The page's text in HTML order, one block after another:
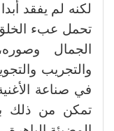
لكنه لم يفقد
تحمل عبء
الجمال
والتجريب
في صناعة
تمكن من ذلك